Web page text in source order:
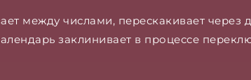
между числами, перескакивает через
заклинивает в процессе